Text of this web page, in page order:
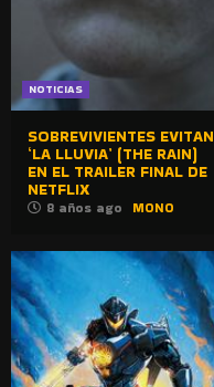
NOTICIAS
SOBREVIVIENTES EVITAN
‘LA LLUVIA’ (THE RAIN)
EN EL TRAILER FINAL DE
NETFLIX
8 años ago MONO